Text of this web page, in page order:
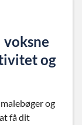
og
og
få dit